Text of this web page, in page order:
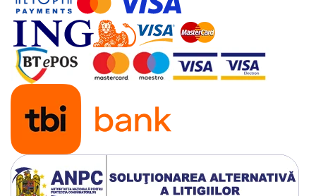
Accesorii monitoare
Componente
Placi video
Procesoare
Placi de baza
Memorii RAM
SSD-uri interne
Hard disk-uri interne
Surse